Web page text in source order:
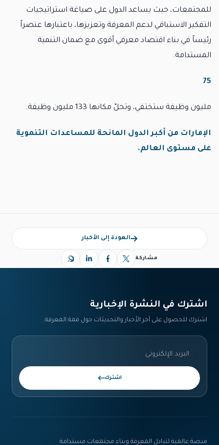
للمجتمعات، حيث يساعد الدول على صياغة استراتيجيات
التفكير الاستباقي لدعم المعرفة وتعزيزها، باعتبارها عنصراً
رئيساً في بناء اقتصاد معرفي أقوى مع ضمان التنمية
المستدامة.
75
مليون وظيفة ستختفي، وتحلّ مكانها 133 مليون وظيفة.
الإمارات من أكبر الدول المانحة للمساعدات التنموية
على مستوى العالم.
العودة إلى الأخبار
مشاركة
اشترك في النشرة الإخبارية‎
اشترك للحصول على آخر الأخبار والتحديثات حول قمة المعرفة.
اشترك
منصة عالمية لتبادل المعرفة وبناء مجتمعات مستدامة